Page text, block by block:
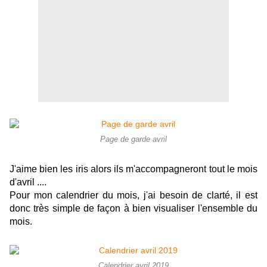
Page de garde avril
J'aime bien les iris alors ils m'accompagneront tout le mois
d'avril ....
Pour mon calendrier du mois, j'ai besoin de clarté, il est
donc très simple de façon à bien visualiser l'ensemble du
mois.